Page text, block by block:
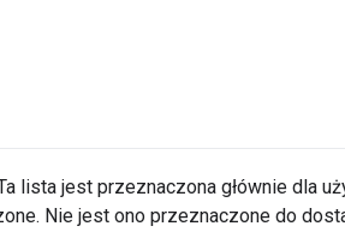
lista jest przeznaczona głównie dla
Nie jest ono przeznaczone do